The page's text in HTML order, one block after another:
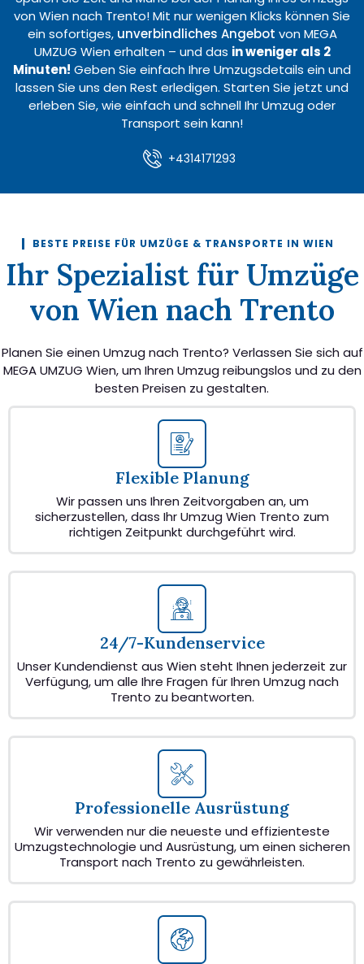
von Wien nach Trento! Mit nur wenigen Klicks können Sie
ein sofortiges, unverbindliches Angebot von MEGA
UMZUG Wien erhalten – und das in weniger als 2
Minuten! Geben Sie einfach Ihre Umzugsdetails ein und
lassen Sie uns den Rest erledigen. Starten Sie jetzt und
erleben Sie, wie einfach und schnell Ihr Umzug oder
Transport sein kann!
+4314171293
BESTE PREISE FÜR UMZÜGE & TRANSPORTE IN WIEN
Ihr Spezialist für Umzüge
von Wien nach Trento
Planen Sie einen Umzug nach Trento? Verlassen Sie sich auf
MEGA UMZUG Wien, um Ihren Umzug reibungslos und zu den
besten Preisen zu gestalten.
Flexible Planung
Wir passen uns Ihren Zeitvorgaben an, um
sicherzustellen, dass Ihr Umzug Wien Trento zum
richtigen Zeitpunkt durchgeführt wird.
24/7-Kundenservice
Unser Kundendienst aus Wien steht Ihnen jederzeit zur
Verfügung, um alle Ihre Fragen für Ihren Umzug nach
Trento zu beantworten.
Professionelle Ausrüstung
Wir verwenden nur die neueste und effizienteste
Umzugstechnologie und Ausrüstung, um einen sicheren
Transport nach Trento zu gewährleisten.